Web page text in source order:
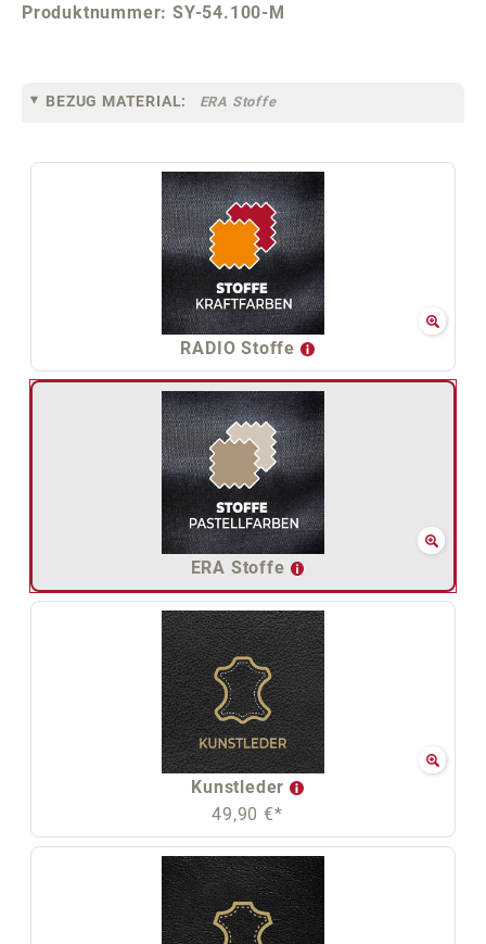
Produktnummer:SY-54.100-M
BEZUG MATERIAL: ERA Stoffe
RADIO Stoffe
ERA Stoffe
Kunstleder
49,90 €*